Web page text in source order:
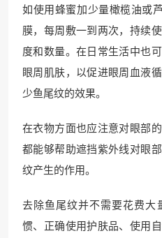
如使用蜂蜜加少量橄榄油或
膜，每周敷一到两次，持续
度和数量。在日常生活中也
眼周肌肤，以促进眼周血液
少鱼尾纹的效果。
在衣物方面也应注意对眼部
都能够帮助遮挡紫外线对眼
纹产生的作用。
去除鱼尾纹并不需要花费大
惯、正确使用护肤品、使用